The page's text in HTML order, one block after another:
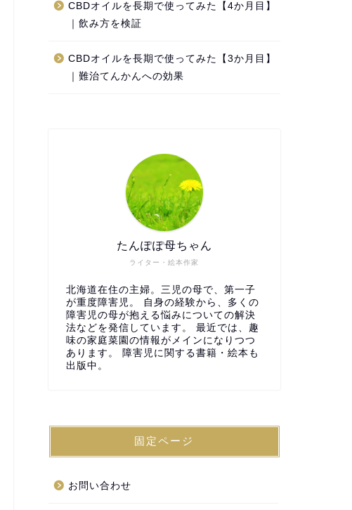
CBDオイルを長期で使ってみた【4か月目】
｜飲み方を検証
CBDオイルを長期で使ってみた【3か月目】
｜難治てんかんへの効果
ライター・絵本作家
たんぽぽ母ちゃん
北海道在住の主婦。三児の母で、第一子
が重度障害児。 自身の経験から、多くの
障害児の母が抱える悩みについての解決
法などを発信しています。 最近では、趣
味の家庭菜園の情報がメインになりつつ
あります。 障害児に関する書籍・絵本も
出版中。
固定ページ
お問い合わせ